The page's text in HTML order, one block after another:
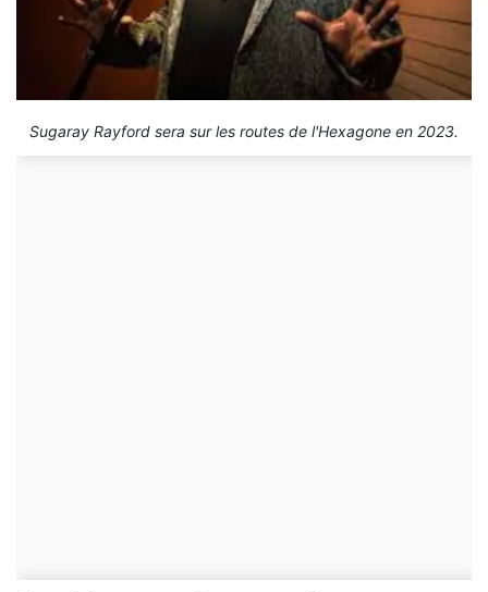
Sugaray Rayford sera sur les routes de l'Hexagone en 2023.